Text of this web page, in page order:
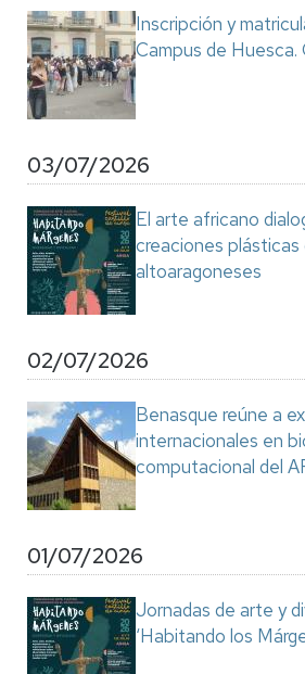
Inscripción y
Campus de
03/07/2026
El arte africano
creaciones
altoaragoneses
02/07/2026
Benasque reúne a
internacionales en
computacional del
01/07/2026
Jornadas de arte y
‘Habitando los